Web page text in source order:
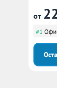
от
#1